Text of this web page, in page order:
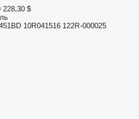
228,30 $
10R041516 122R-000025